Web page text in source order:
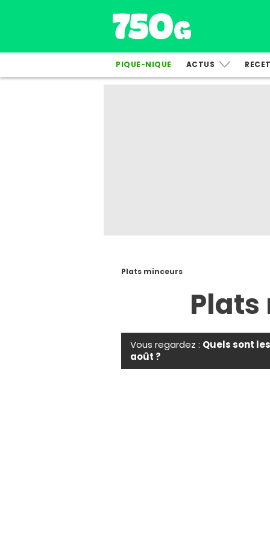
PIQUE-NIQUE ACTUS
Plats minceurs
Vous regardez : Quels sont
août ?